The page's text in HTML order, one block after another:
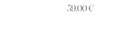
Prix
39,00 €